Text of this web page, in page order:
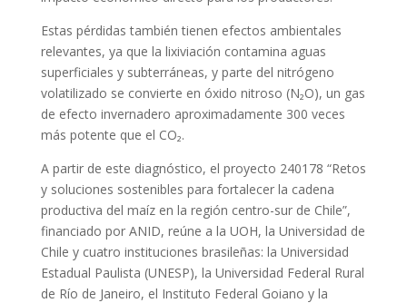
Estas pérdidas también tienen efectos ambientales
relevantes, ya que la lixiviación contamina aguas
superficiales y subterráneas, y parte del nitrógeno
volatilizado se convierte en óxido nitroso (N₂O), un gas
de efecto invernadero aproximadamente 300 veces
más potente que el CO₂.
A partir de este diagnóstico, el proyecto 240178 “Retos
y soluciones sostenibles para fortalecer la cadena
productiva del maíz en la región centro-sur de Chile”,
financiado por ANID, reúne a la UOH, la Universidad de
Chile y cuatro instituciones brasileñas: la Universidad
Estadual Paulista (UNESP), la Universidad Federal Rural
de Río de Janeiro, el Instituto Federal Goiano y la